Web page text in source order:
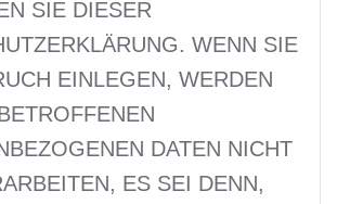
SIE DIESER
WENN SIE
EINLEGEN, WERDEN
DATEN NICHT
ES SEI DENN,